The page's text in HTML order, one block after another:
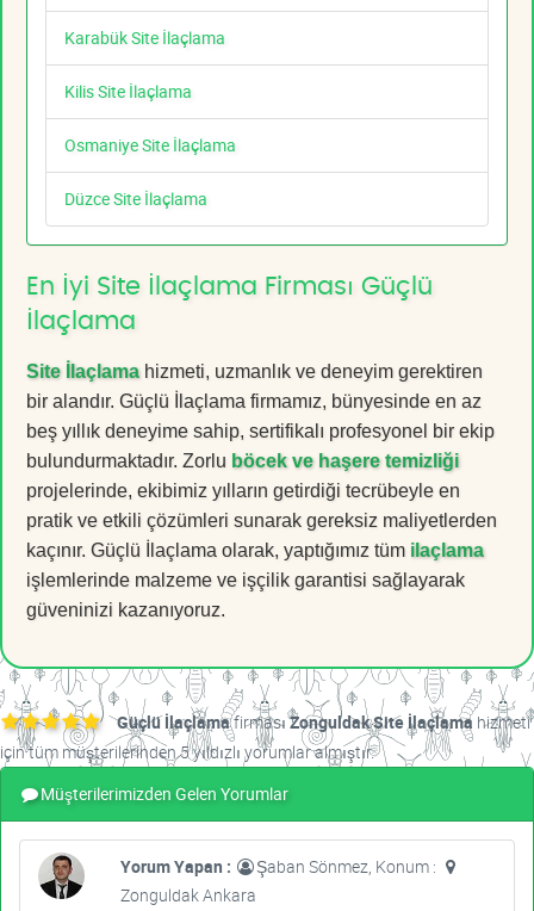
Karabük Site İlaçlama
Kilis Site İlaçlama
Osmaniye Site İlaçlama
Düzce Site İlaçlama
En İyi Site İlaçlama Firması Güçlü
İlaçlama
Site İlaçlamahizmeti, uzmanlık ve deneyim gerektiren
bir alandır. Güçlü İlaçlama firmamız, bünyesinde en az
beş yıllık deneyime sahip, sertifikalı profesyonel bir ekip
bulundurmaktadır. Zorlu böcek ve haşere temizliği
projelerinde, ekibimiz yılların getirdiği tecrübeyle en
pratik ve etkili çözümleri sunarak gereksiz maliyetlerden
kaçınır. Güçlü İlaçlama olarak, yaptığımız tüm ilaçlama
işlemlerinde malzeme ve işçilik garantisi sağlayarak
güveninizi kazanıyoruz.
Güçlü İlaçlamafirmasıZonguldak Site İlaçlama hizmeti
için tüm müşterilerinden 5 yıldızlı yorumlar almıştır.
Müşterilerimizden Gelen Yorumlar
Yorum Yapan :
Şaban Sönmez, Konum :
Zonguldak Ankara